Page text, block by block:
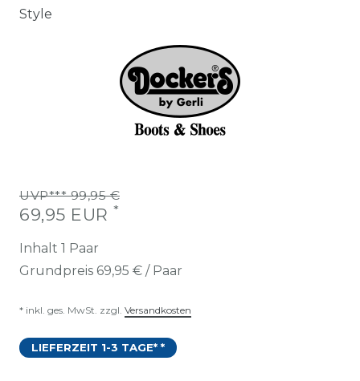
Style
UVP*** 99,95 €
69,95 EUR *
Inhalt 1 Paar
Grundpreis 69,95 € / Paar
* inkl. ges. MwSt. zzgl. Versandkosten
LIEFERZEIT 1-3 TAGE* *